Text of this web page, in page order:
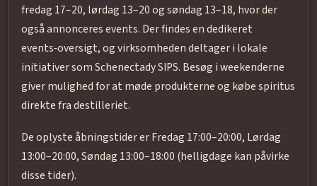
fredag 17–20, lørdag 13–20 og søndag 13–18, hvor der
også annonceres events. Der findes en dedikeret
events‑oversigt, og virksomheden deltager i lokale
initiativer som Schenectady SIPS. Besøg i weekenderne
giver mulighed for at møde produkterne og købe spiritus
direkte fra destilleriet.
De oplyste åbningstider er Fredag 17:00–20:00, Lørdag
13:00–20:00, Søndag 13:00–18:00 (helligdage kan påvirke
disse tider).